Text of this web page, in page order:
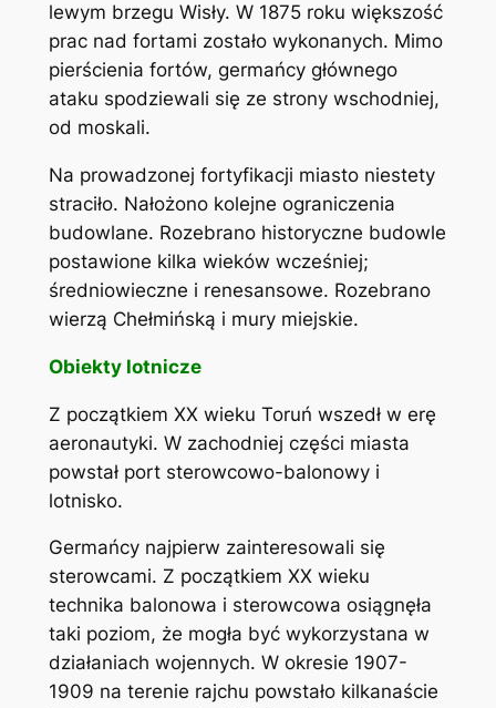
lewym brzegu Wisły. W 1875 roku większość
prac nad fortami zostało wykonanych. Mimo
pierścienia fortów, germańcy głównego
ataku spodziewali się ze strony wschodniej,
od moskali.
Na prowadzonej fortyfikacji miasto niestety
straciło. Nałożono kolejne ograniczenia
budowlane. Rozebrano historyczne budowle
postawione kilka wieków wcześniej;
średniowieczne i renesansowe. Rozebrano
wierzą Chełmińską i mury miejskie.
Obiekty lotnicze
Z początkiem XX wieku Toruń wszedł w erę
aeronautyki. W zachodniej części miasta
powstał port sterowcowo-balonowy i
lotnisko.
Germańcy najpierw zainteresowali się
sterowcami. Z początkiem XX wieku
technika balonowa i sterowcowa osiągnęła
taki poziom, że mogła być wykorzystana w
działaniach wojennych. W okresie 1907-
1909 na terenie rajchu powstało kilkanaście